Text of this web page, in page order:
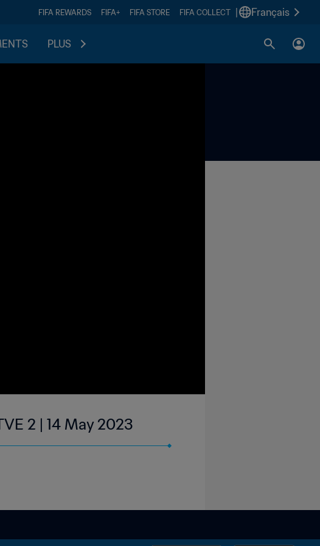
FIFA REWARDS FIFA+ FIFA STORE FIFA COLLECT Français
PLUS
2 | 14 May 2023